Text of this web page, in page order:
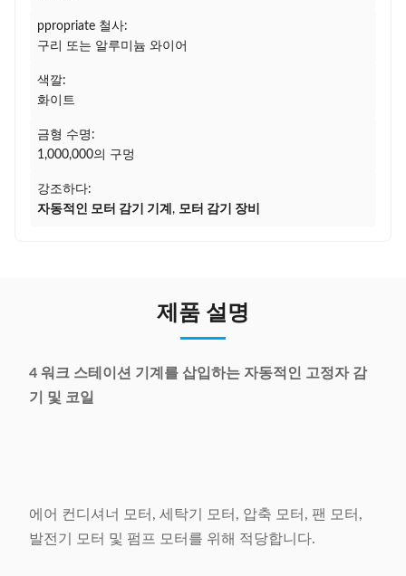
ppropriate 철사:
구리 또는 알루미늄 와이어
색깔:
화이트
금형 수명:
1,000,000의 구멍
강조하다:
자동적인 모터 감기 기계 , 모터 감기 장비
제품 설명
4 워크 스테이션 기계를 삽입하는 자동적인 고정자 감
기 및 코일
에어 컨디셔너 모터, 세탁기 모터, 압축 모터, 팬 모터,
발전기 모터 및 펌프 모터를 위해 적당합니다.